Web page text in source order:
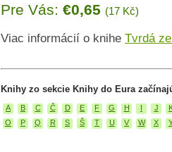
Pre Vás: €0,65 (17 Kč)
Viac informácií o knihe Tvrdá
Knihy zo sekcie Knihy do Eura
A B C Č D E F G H I J
O
P Q R S Š T U V W X